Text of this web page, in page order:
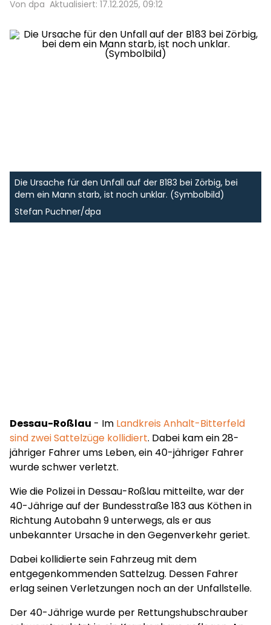
Von dpa Aktualisiert: 17.12.2025, 09:12
Die Ursache für den Unfall auf der B183 bei Zörbig, bei
dem ein Mann starb, ist noch unklar. (Symbolbild)
Stefan Puchner/dpa
Dessau-Roßlau - Im Landkreis Anhalt-Bitterfeld
sind zwei Sattelzüge kollidiert. Dabei kam ein 28-
jähriger Fahrer ums Leben, ein 40-jähriger Fahrer
wurde schwer verletzt.
Wie die Polizei in Dessau-Roßlau mitteilte, war der
40-Jährige auf der Bundesstraße 183 aus Köthen in
Richtung Autobahn 9 unterwegs, als er aus
unbekannter Ursache in den Gegenverkehr geriet.
Dabei kollidierte sein Fahrzeug mit dem
entgegenkommenden Sattelzug. Dessen Fahrer
erlag seinen Verletzungen noch an der Unfallstelle.
Der 40-Jährige wurde per Rettungshubschrauber